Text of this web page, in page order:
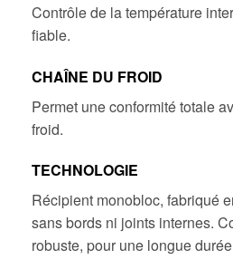
Contrôle de la température
fiable.
CHAÎNE DU FROID
Permet une conformité totale
froid.
TECHNOLOGIE
Récipient monobloc, fabriqué
sans bords ni joints internes.
robuste, pour une longue